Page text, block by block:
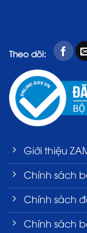
Theo dõi:
Giới thiệu
Chính sách
Chính sách
Chính sách